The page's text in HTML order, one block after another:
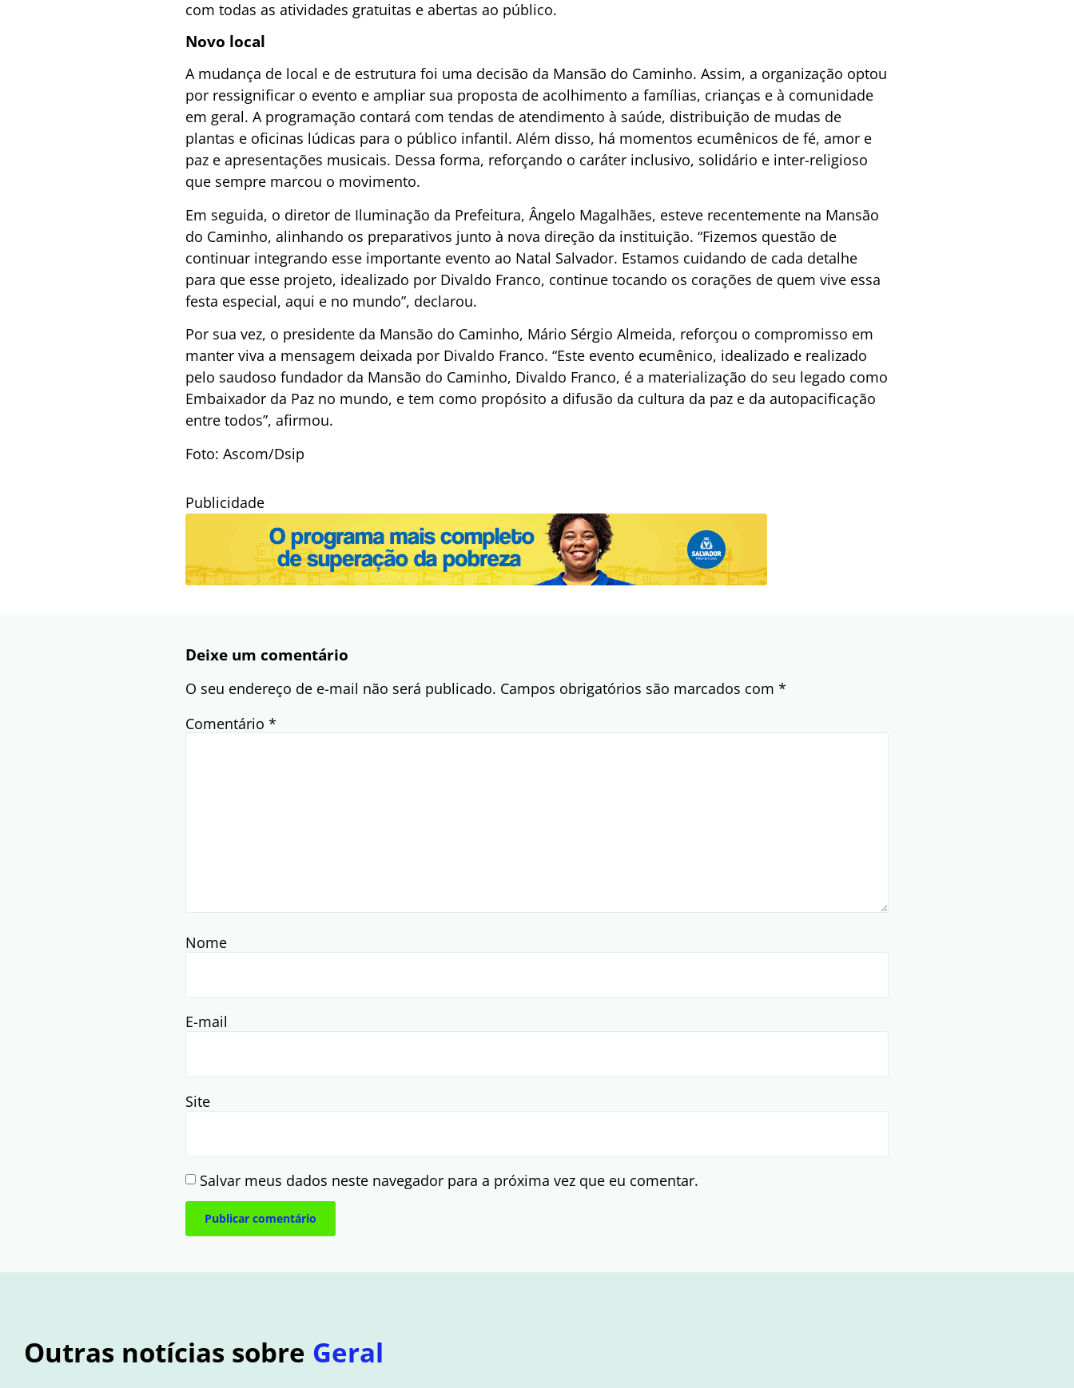
com todas as atividades gratuitas e abertas ao público.
Novo local
A mudança de local e de estrutura foi uma decisão da Mansão do Caminho. Assim, a organização optou
por ressignificar o evento e ampliar sua proposta de acolhimento a famílias, crianças e à comunidade
em geral. A programação contará com tendas de atendimento à saúde, distribuição de mudas de
plantas e oficinas lúdicas para o público infantil. Além disso, há momentos ecumênicos de fé, amor e
paz e apresentações musicais. Dessa forma, reforçando o caráter inclusivo, solidário e inter-religioso
que sempre marcou o movimento.
Em seguida, o diretor de Iluminação da Prefeitura, Ângelo Magalhães, esteve recentemente na Mansão
do Caminho, alinhando os preparativos junto à nova direção da instituição. “Fizemos questão de
continuar integrando esse importante evento ao Natal Salvador. Estamos cuidando de cada detalhe
para que esse projeto, idealizado por Divaldo Franco, continue tocando os corações de quem vive essa
festa especial, aqui e no mundo”, declarou.
Por sua vez, o presidente da Mansão do Caminho, Mário Sérgio Almeida, reforçou o compromisso em
manter viva a mensagem deixada por Divaldo Franco. “Este evento ecumênico, idealizado e realizado
pelo saudoso fundador da Mansão do Caminho, Divaldo Franco, é a materialização do seu legado como
Embaixador da Paz no mundo, e tem como propósito a difusão da cultura da paz e da autopacificação
entre todos”, afirmou.
Foto: Ascom/Dsip
Publicidade
Deixe um comentário
O seu endereço de e-mail não será publicado. Campos obrigatórios são marcados com *
Comentário *
Nome
E-mail
Site
Salvar meus dados neste navegador para a próxima vez que eu comentar.
Outras notícias sobre Geral